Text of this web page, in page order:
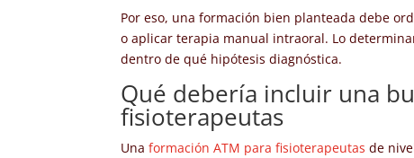
Por eso, una formación bien planteada debe
o aplicar terapia manual intraoral. Lo
dentro de qué hipótesis diagnóstica.
Qué debería incluir una
fisioterapeutas
Unaformación ATM para fisioterapeutas de